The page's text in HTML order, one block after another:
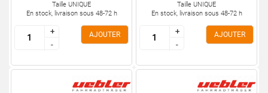
Taille UNIQUE
En stock, livraison sous 48-72 h
+
-
+
-
AJOUTER
Taille UNIQUE
En stock, livraison sous 48-72 h
+
-
+
-
AJOUTER